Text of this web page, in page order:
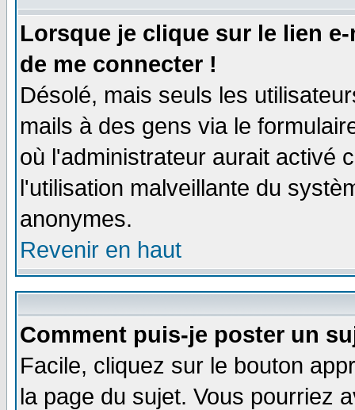
Lorsque je clique sur le lien
de me connecter !
Désolé, mais seuls les
mails à des gens via le
où l'administrateur aurait activé
l'utilisation malveillante du
anonymes.
Revenir en haut
Comment puis-je poster un
Facile, cliquez sur le bouton
la page du sujet. Vous pourriez